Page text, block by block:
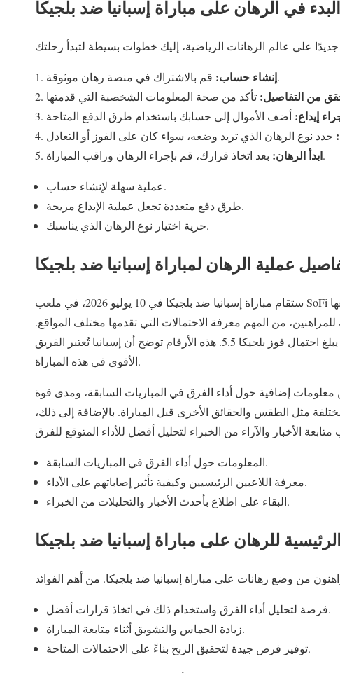
في الرهان على مباراة إسبانيا ضد بلجيكا
إنشاء حساب:قم بالاشتراك في منصة رهان موثوقة.
من التفاصيل:
إيداع:
ابدأ الرهان:بعد اتخاذ قرارك، قم بإجراء الرهان وراقب المباراة.
عملية سهلة لإنشاء حساب.
طرق دفع متعددة تجعل عملية الإيداع مريحة.
حرية اختيار نوع الرهان الذي يناسبك.
عملية الرهان لمباراة إسبانيا ضد بلجيكا
ستقام مباراة إسبانيا ضد بلجيكا في 10 يوليو 2026، في ملعب SoFi في إنغلوود، كاليفورنيا. هذه المباراة ستكون فريدة من نوعها
من المهم معرفة الاحتمالات التي تقدمها مختلف المواقع.
حاليًا، تشير الاحتمالات إلى أن فوز إسبانيا هو 1.63 بينما يبلغ احتمال فوز بلجيكا 5.5. هذه الأرقام توضح أن إسبانيا تُعتبر الفريق
الأقوى في هذه المباراة.
معلومات إضافية حول أداء الفرق في المباريات السابقة، ومدى قوة
مثل الطقس والحقائق الأخرى قبل المباراة. بالإضافة إلى ذلك،
المعلومات حول أداء الفرق في المباريات السابقة.
معرفة اللاعبين الرئيسيين وكيفية تأثير إصاباتهم على الأداء.
البقاء على اطلاع بأحدث الأخبار والتحليلات من الخبراء.
للرهان على مباراة إسبانيا ضد بلجيكا
فرصة لتحليل أداء الفرق واستخدام ذلك في اتخاذ قرارات أفضل.
زيادة الحماس والتشويق أثناء متابعة المباراة.
توفير فرص جيدة لتحقيق الربح بناءً على الاحتمالات المتاحة.